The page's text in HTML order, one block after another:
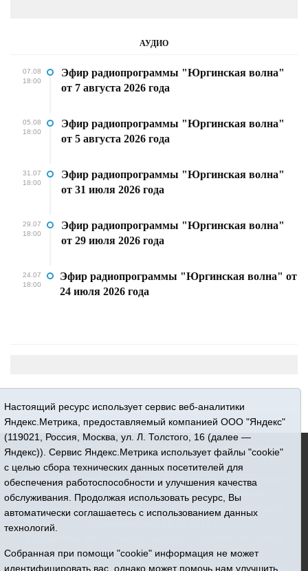
АУДИО
07.08
18:00
Эфир радиопрограммы "Юргинская волна"
от 7 августа 2026 года
05.08
18:00
Эфир радиопрограммы "Юргинская волна"
от 5 августа 2026 года
31.07
18:00
Эфир радиопрограммы "Юргинская волна"
от 31 июля 2026 года
29.07
18:00
Эфир радиопрограммы "Юргинская волна"
от 29 июля 2026 года
24.07
18:00
Эфир радиопрограммы "Юргинская волна" от
24 июля 2026 года
16+ © 2015-2026 Сетевое издание «Новости Юргинского
Регистрационный номер СМИ ЭЛ № ФС 77 - 66052 выдан
Федеральной службой по надзору в сфере связи,
«Призыв»
Все права защищены © При использовании материалов
Настоящий ресурс использует сервис веб-аналитики
Яндекс.Метрика, предоставляемый компанией ООО "Яндекс"
(119021, Россия, Москва, ул. Л. Толстого, 16 (далее —
Яндекс)). Сервис Яндекс.Метрика использует файлы "cookie"
с целью сбора технических данных посетителей для
обеспечения работоспособности и улучшения качества
обслуживания. Продолжая использовать ресурс, Вы
автоматически соглашаетесь с использованием данных
технологий.
Собранная при помощи "cookie" информация не может
идентифицировать вас, однако может помочь нам улучшить